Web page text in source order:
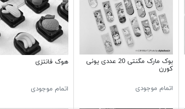
بوک مارک مگنتی 20 عددی يونی
كورن
اتمام موجودی
هوک فانتزی
اتمام موجودی